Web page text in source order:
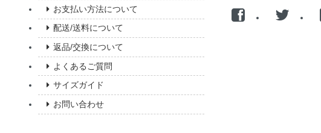
お支払い方法について
配送/送料について
返品/交換について
よくあるご質問
サイズガイド
お問い合わせ